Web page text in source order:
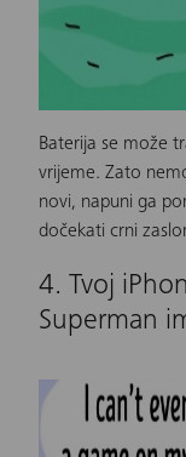
Baterija se može
vrijeme. Zato
novi, napuni ga
dočekati crni
4. Tvoj
Superman